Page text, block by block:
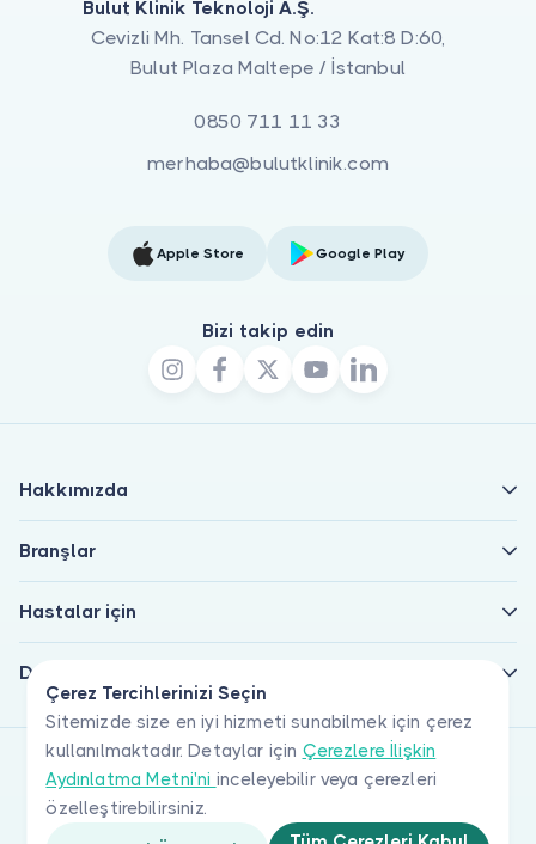
Çerez Tercihlerinizi Seçin
Sitemizde size en iyi hizmeti sunabilmek için çerez
kullanılmaktadır. Detaylar için Çerezlere İlişkin
Aydınlatma Metni'ni inceleyebilir veya çerezleri
özelleştirebilirsiniz.
Bulut Klinik Teknoloji A.Ş.
Cevizli Mh. Tansel Cd. No:12 Kat:8 D:60,
Bulut Plaza Maltepe / İstanbul
0850 711 11 33
merhaba@bulutklinik.com
Apple Store Google Play
Bizi takip edin
Hakkımızda
Branşlar
Hastalar için
Doktorlar için